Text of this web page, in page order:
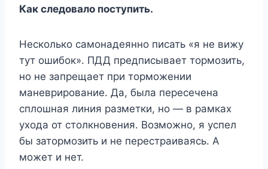
Как следовало поступить.
Несколько самонадеянно писать «я не вижу
тут ошибок». ПДД предписывает тормозить,
но не запрещает при торможении
маневрирование. Да, была пересечена
сплошная линия разметки, но — в рамках
ухода от столкновения. Возможно, я успел
бы затормозить и не перестраиваясь. А
может и нет.